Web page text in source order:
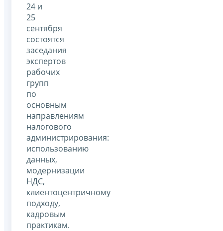
24 и
25
сентября
состоятся
заседания
экспертов
рабочих
групп
по
основным
направлениям
налогового
администрирования:
использованию
данных,
модернизации
НДС,
клиентоцентричному
подходу,
кадровым
практикам.